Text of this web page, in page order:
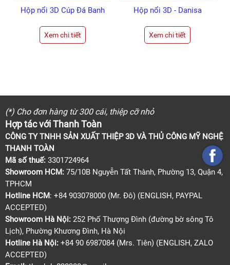
Hộp nổi 3D Cúp Đá Banh
Xem chi tiết
Hộp nổi 3D - Danisa
(Tham Khảo)
Xem chi tiết
(*) Cho đơn hàng từ 300 cái, thiệp cỡ nhỏ
Hợp tác với Thanh Toàn
CÔNG TY TNHH SẢN XUẤT THIỆP 3D VÀ THỦ CÔNG MỸ NGHỆ
THANH TOÀN
Mã số thuế: 3301724964
Showroom HCM: 75/10B Nguyễn Tất Thành, Phường 13, Quận 4,
TPHCM
Hotline HCM: +84 903078000 (Mr. Đô) (ENGLISH, PAYPAL
ACCEPTED)
Showroom Hà Nội: 252 Phố Thượng Đình (đường bờ sông Tô
Lịch), Phường Khương Đình, Hà Nội
Hotline Hà Nội: +84 90 6987084 (Mrs. Tiên) (ENGLISH, ZALO
ACCEPTED)